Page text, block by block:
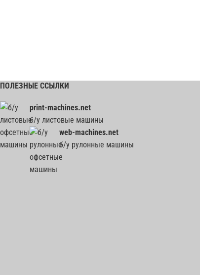
ПОЛЕЗНЫЕ ССЫЛКИ
print-machines.net
б/у листовые машины
web-machines.net
б/у рулонные машины